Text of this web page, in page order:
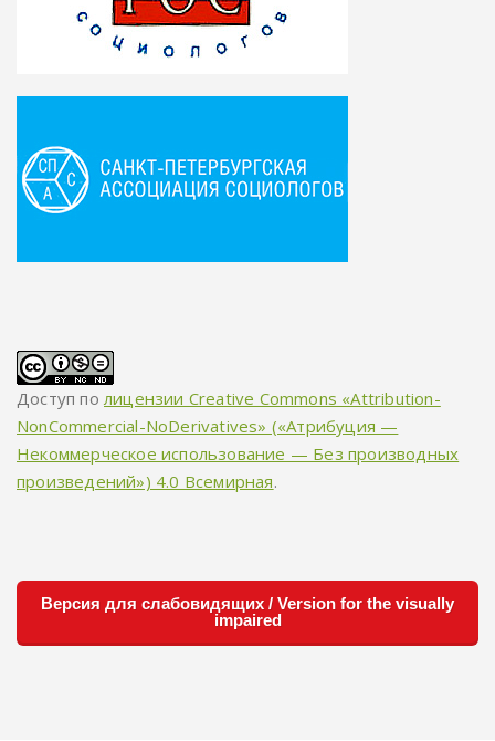
Доступ по лицензии Creative Commons «Attribution-
NonCommercial-NoDerivatives» («Атрибуция —
Некоммерческое использование — Без производных
произведений») 4.0 Всемирная.
Версия для слабовидящих / Version for the visually
impaired